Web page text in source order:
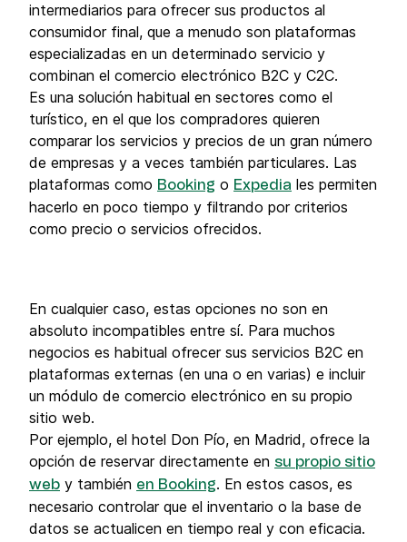
intermediarios para ofrecer sus productos al
consumidor final, que a menudo son plataformas
especializadas en un determinado servicio y
combinan el comercio electrónico B2C y C2C.
Es una solución habitual en sectores como el
turístico, en el que los compradores quieren
comparar los servicios y precios de un gran número
de empresas y a veces también particulares. Las
plataformas como Booking o Expedia les permiten
hacerlo en poco tiempo y filtrando por criterios
como precio o servicios ofrecidos.
En cualquier caso, estas opciones no son en
absoluto incompatibles entre sí. Para muchos
negocios es habitual ofrecer sus servicios B2C en
plataformas externas (en una o en varias) e incluir
un módulo de comercio electrónico en su propio
sitio web.
Por ejemplo, el hotel Don Pío, en Madrid, ofrece la
opción de reservar directamente en su propio sitio
web y también en Booking. En estos casos, es
necesario controlar que el inventario o la base de
datos se actualicen en tiempo real y con eficacia.